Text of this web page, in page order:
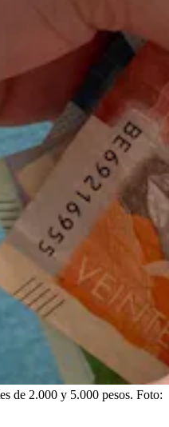
de 2.000 y 5.000 pesos. Foto: